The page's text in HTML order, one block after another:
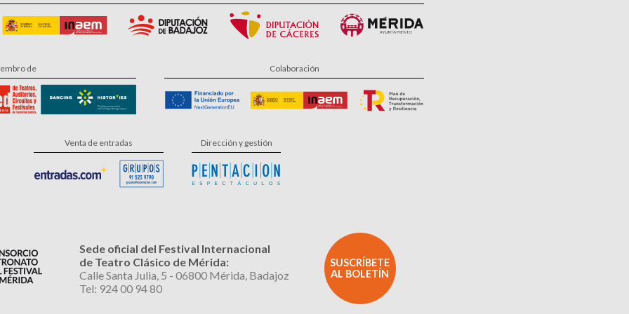
de Colaboración
Venta de entradas Dirección y gestión
Sede oficial del Festival Internacional
de Teatro Clásico de Mérida:
Calle Santa Julia, 5 - 06800 Mérida, Badajoz
Tel: 924 00 94 80
SUSCRÍBETE
AL BOLETÍN